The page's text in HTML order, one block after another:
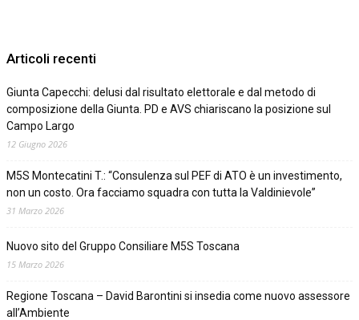
Articoli recenti
Giunta Capecchi: delusi dal risultato elettorale e dal metodo di
composizione della Giunta. PD e AVS chiariscano la posizione sul
Campo Largo
12 Giugno 2026
M5S Montecatini T.: “Consulenza sul PEF di ATO è un investimento,
non un costo. Ora facciamo squadra con tutta la Valdinievole”
31 Marzo 2026
Nuovo sito del Gruppo Consiliare M5S Toscana
15 Marzo 2026
Regione Toscana – David Barontini si insedia come nuovo assessore
all’Ambiente